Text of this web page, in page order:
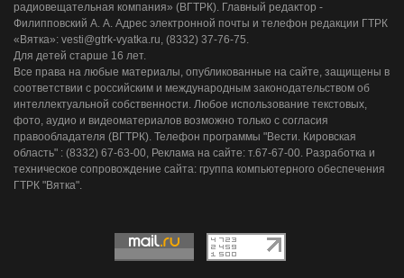
радиовещательная компания» (ВГТРК). Главный редактор -
Филипповский А. А. Адрес электронной почты и телефон редакции ГТРК
«Вятка»: vesti@gtrk-vyatka.ru, (8332) 37-76-75.
Для детей старше 16 лет.
Все права на любые материалы, опубликованные на сайте, защищены в
соответствии с российским и международным законодательством об
интеллектуальной собственности. Любое использование текстовых,
фото, аудио и видеоматериалов возможно только с согласия
правообладателя (ВГТРК). Телефон программы "Вести. Кировская
область" : (8332) 67-63-00, Реклама на сайте: т.67-67-00. Разработка и
техническое сопровождение сайта: группа компьютерного обеспечения
ГТРК "Вятка".